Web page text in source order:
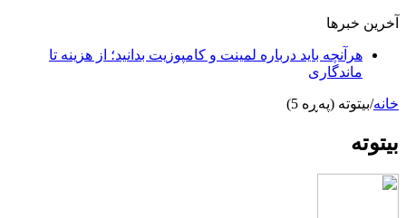
آخرین خبرها
هرآنچه باید درباره لمینت و کامپوزیت بدانید؛ از هزینه تا
ماندگاری
خانه/بیتوته (پەڕە 5)
بیتوته